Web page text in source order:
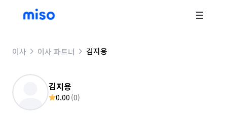
이사 이사 파트너 김지용
김지용
0.00 (0)